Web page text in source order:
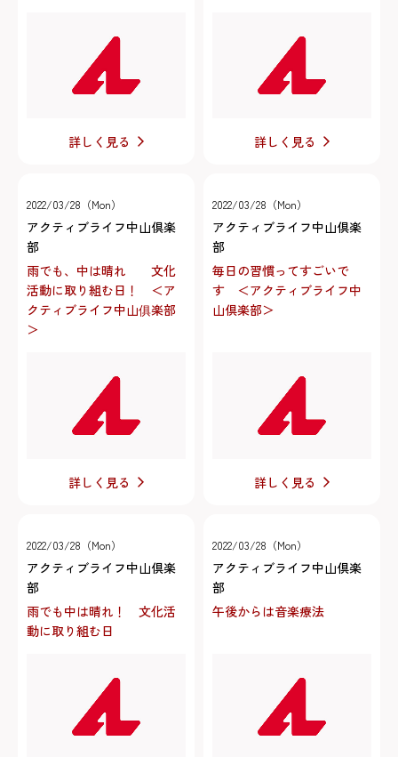
詳しく見る 詳しく見る
2022/03/28（Mon）
アクティブライフ中山倶楽
部
雨でも、中は晴れ 文化
活動に取り組む日！ ＜ア
クティブライフ中山俱楽部
＞
詳しく見る
2022/03/28（Mon）
アクティブライフ中山倶楽
部
毎日の習慣ってすごいで
す ＜アクティブライフ中
山倶楽部＞
詳しく見る
2022/03/28（Mon）
アクティブライフ中山倶楽
部
雨でも中は晴れ！ 文化活
動に取り組む日
2022/03/28（Mon）
アクティブライフ中山倶楽
部
午後からは音楽療法